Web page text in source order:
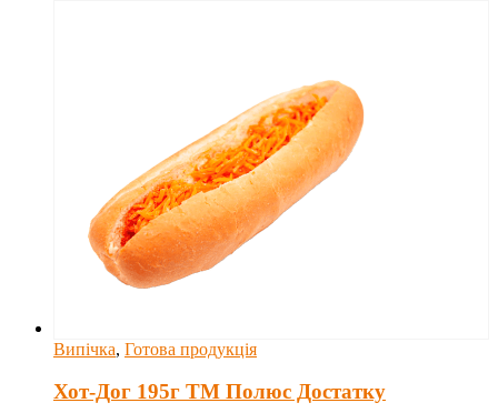
Випічка, Готова продукція
Хот-Дог 195г ТМ Полюс Достатку